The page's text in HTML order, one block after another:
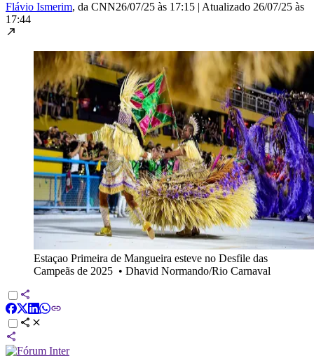
Flávio Ismerim, da CNN26/07/25 às 17:15 | Atualizado 26/07/25 às
17:44
Estaçao Primeira de Mangueira esteve no Desfile das
Campeãs de 2025 • Dhavid Normando/Rio Carnaval